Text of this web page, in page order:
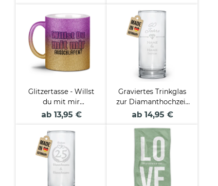
cm
Hochzeit
Glitzertasse - Willst
du mit mir
ausschlafen?
ab 13,95 €
Graviertes Trinkglas
zur Diamanthochzeit
- 60 Jahre - mit
ab 14,95 €